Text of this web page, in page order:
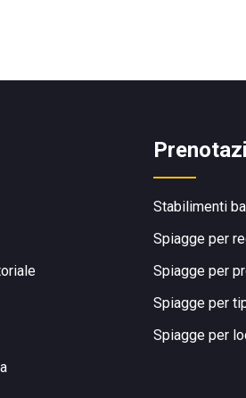
Stabilimenti
Spiagge per
Spiagge per
Spiagge per
Spiagge per